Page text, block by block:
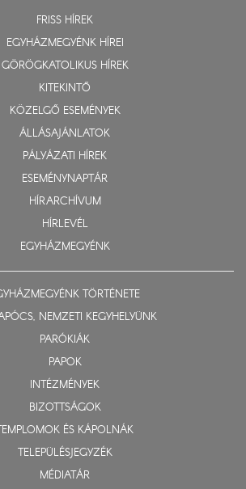
FRISS HÍREK
EGYHÁZMEGYÉNK HÍREI
GÖRÖGKATOLIKUS HÍREK
KITEKINTŐ
KÖZELGŐ ESEMÉNYEK
ÁLLÁSAJÁNLATOK
PÁLYÁZATI HÍREK
ESEMÉNYNAPTÁR
HÍRARCHÍVUM
HÍRLEVÉL
EGYHÁZMEGYÉNK
TÖRTÉNETE
NEMZETI KEGYHELYÜNK
PARÓKIÁK
PAPOK
INTÉZMÉNYEK
BIZOTTSÁGOK
ÉS KÁPOLNÁK
TELEPÜLÉSJEGYZÉK
MÉDIATÁR